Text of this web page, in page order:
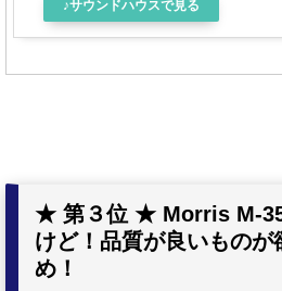
♪サウンドハウスで見る
★ 第３位 ★ Morris M-
けど！品質が良いものが
め！